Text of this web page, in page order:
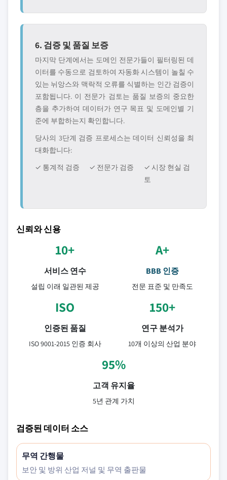
6. 검증 및 품질 보증
마지막 단계에서는 도메인 전문가들이 필터링된 데
이터를 수동으로 검토하여 자동화 시스템이 놀칠 수
있는 뉘앙스와 맥락적 오류를 식별하는 인간 검증이
포함됩니다. 이 전문가 검토는 품질 보증의 중요한
층을 추가하여 데이터가 연구 목표 및 도메인별 기
준에 부합하는지 확인합니다.
당사의 3단계 검증 프로세스는 데이터 신뢰성을 최
대화합니다:
✓ 통계적 검증
✓ 전문가 검증
✓ 시장 현실 검
토
신뢰와 신용
10+
서비스 연수
설립 이래 일관된 제공
A+
BBB 인증
전문 표준 및 만족도
ISO
인증된 품질
ISO 9001-2015 인증 회사
150+
연구 분석가
10개 이상의 산업 분야
95%
고객 유지율
5년 관계 가치
검증된 데이터 소스
무역 간행물
보안 및 방위 산업 저널 및 무역 출판물